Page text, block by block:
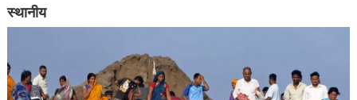
स्थानीय